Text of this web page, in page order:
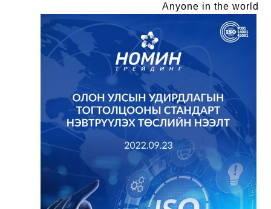
Anyone in the world